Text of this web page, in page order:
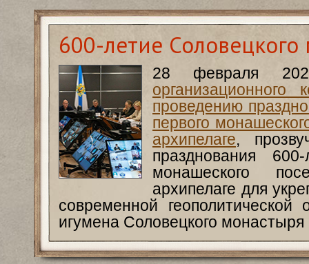
600-летие
28 февраля
организационного
проведению
первого
архипелаге,
празднования
монашеского
архипелаге для
современной
игумена Соловецкого